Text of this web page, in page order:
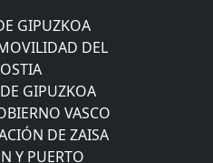
GIPUZKOA
DEL
GIPUZKOA
VASCO
DE ZAISA
Y PUERTO